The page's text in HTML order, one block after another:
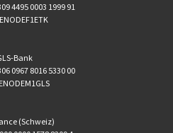
4495 0003 1999 91
Bank
0967 8016 5330 00
(Schweiz)